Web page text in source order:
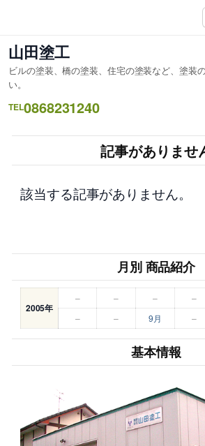
ス
キ
ッ
プ
山田塗工
ビルの塗装、橋の塗装、住宅の塗装など、塗装
い。
TEL0868231240
記事がありませ
該当する記事がありません。
月別 商品紹介
2005年
– – – –
–
– 9月 –
基本情報